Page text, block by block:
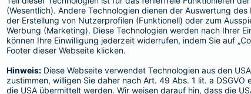
Übrigens:Wenn Ihr Hund selbst einen
beißt, sind Sie mit derHundehaftpflicht
Dritter geschützt.